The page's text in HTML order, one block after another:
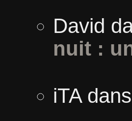
David
nuit :
iTAdans